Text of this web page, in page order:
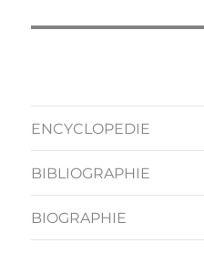
ENCYCLOPEDIE
BIBLIOGRAPHIE
BIOGRAPHIE